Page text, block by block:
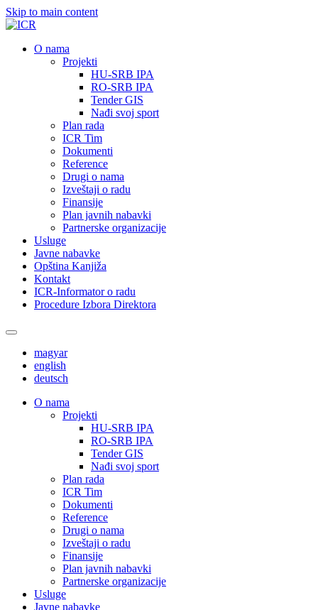
Skip to main content
О nama
Projekti
HU-SRB IPA
RO-SRB IPA
Tender GIS
Nađi svoj sport
Plan rada
ICR Tim
Dokumenti
Reference
Drugi o nama
Izveštaji o radu
Finansije
Plan javnih nabavki
Partnerske organizacije
Usluge
Javne nabavke
Opština Kanjiža
Kontakt
ICR-Informator o radu
Procedure Izbora Direktora
magyar
english
deutsch
О nama
Projekti
HU-SRB IPA
RO-SRB IPA
Tender GIS
Nađi svoj sport
Plan rada
ICR Tim
Dokumenti
Reference
Drugi o nama
Izveštaji o radu
Finansije
Plan javnih nabavki
Partnerske organizacije
Usluge
Javne nabavke